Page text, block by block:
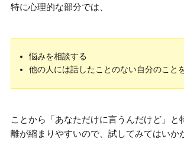
特に心理的な部分では、
悩みを相談する
他の人には話したことのない自分のこと
ことから 「あなただけに言うんだけど」
と
離が縮まりやすいので、試してみてはいか